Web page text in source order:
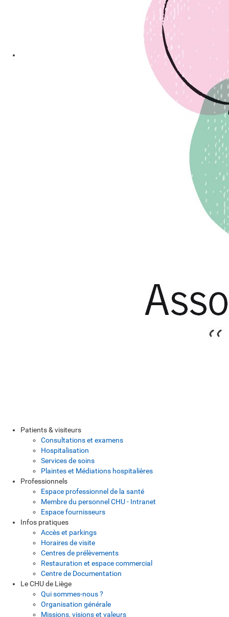
Patients & visiteurs
Consultations et examens
Hospitalisation
Services de soins
Plaintes et Médiations hospitalières
Professionnels
Espace professionnel de la santé
Membre du personnel CHU - Intranet
Espace fournisseurs
Infos pratiques
Accès et parkings
Horaires de visite
Centres de prélèvements
Restauration et espace commercial
Centre de Documentation
Le CHU de Liège
Qui sommes-nous ?
Organisation générale
Missions, visions et valeurs